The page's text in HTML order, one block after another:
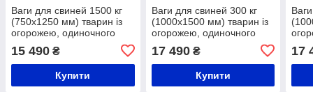
Ваги для свиней 1500 кг
(750x1250 мм) тварин із
огорожею, одиночного
15 490 ₴
Купити
Ваги для свиней 300 кг
(1000x1500 мм) тварин із
огорожею, одиночного
17 490₴
Купити
17